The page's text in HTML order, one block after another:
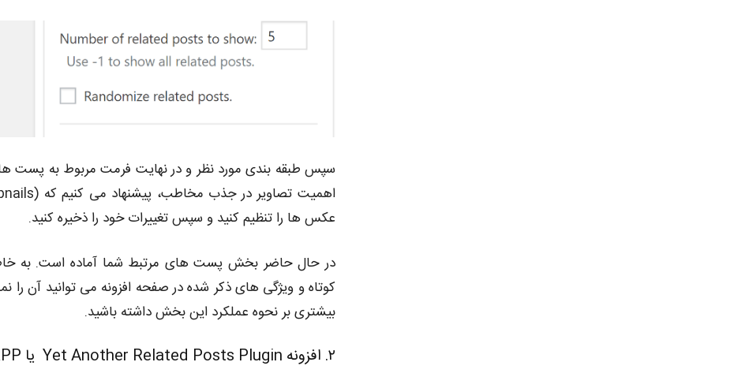
سپس طبقه بندی مورد نظر و در نهایت فرمت مربوط به پست
عکس ها را تنظیم کنید و سپس تغییرات خود را ذخیره کنید.
در حال حاضر بخش پست های مرتبط شما آماده است. به
کوتاه و ویژگی های ذکر شده در صفحه افزونه می توانید آن
بیشتری بر نحوه عملکرد این بخش داشته باشید.
۲. افزونه Yet Another Related Posts Plugin یا YARPP